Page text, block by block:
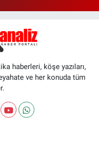
haberleri, köşe yazıları,
ve her konuda tüm